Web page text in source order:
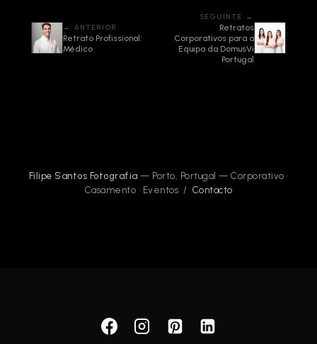
← ANTERIOR
Retrato Profissional:
Médico
SEGUINTE →
Retratos
Corporativos para a
Equipa da DomusVi
Portugal
Filipe Santos Fotografia — Porto, Portugal — Corporativo ·
Casamento · Eventos / Contacto